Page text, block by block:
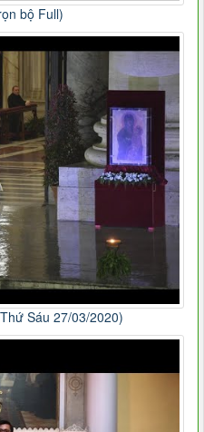
bộ Full)
Sáu 27/03/2020)